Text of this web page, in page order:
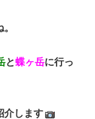
と蝶ヶ岳に行っ
介します